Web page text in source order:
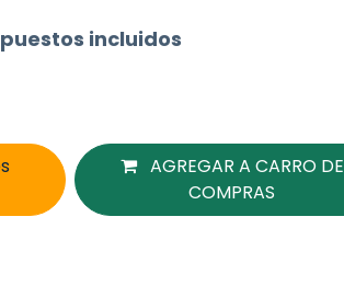
incluidos
AGREGAR A CARRO DE
COMPRAS